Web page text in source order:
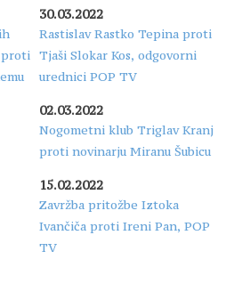
proti
30.03.2022
Rastislav Rastko Tepina proti
Tjaši Slokar Kos, odgovorni
urednici POP TV
02.03.2022
Nogometni klub Triglav Kranj
proti novinarju Miranu Šubicu
15.02.2022
Zavržba pritožbe Iztoka
Ivančiča proti Ireni Pan, POP
TV